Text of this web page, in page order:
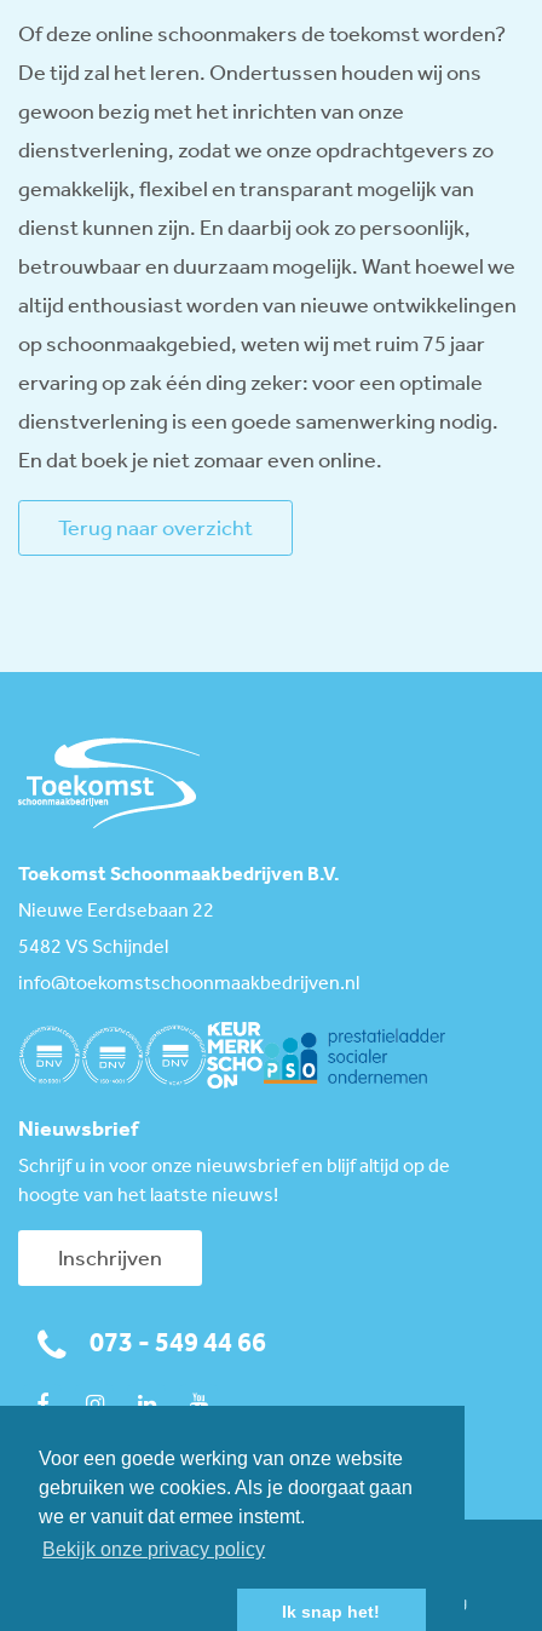
Voor een goede werking van onze website
gebruiken we cookies. Als je doorgaat gaan
we er vanuit dat ermee instemt.
Bekijk onze privacy policy
Ik snap het!
Of deze online schoonmakers de toekomst worden?
De tijd zal het leren. Ondertussen houden wij ons
gewoon bezig met het inrichten van onze
dienstverlening, zodat we onze opdrachtgevers zo
gemakkelijk, flexibel en transparant mogelijk van
dienst kunnen zijn. En daarbij ook zo persoonlijk,
betrouwbaar en duurzaam mogelijk. Want hoewel we
altijd enthousiast worden van nieuwe ontwikkelingen
op schoonmaakgebied, weten wij met ruim 75 jaar
ervaring op zak één ding zeker: voor een optimale
dienstverlening is een goede samenwerking nodig.
En dat boek je niet zomaar even online.
Terug naar overzicht
Toekomst Schoonmaakbedrijven B.V.
Nieuwe Eerdsebaan 22
5482 VS Schijndel
info@toekomstschoonmaakbedrijven.nl
Nieuwsbrief
Schrijf u in voor onze nieuwsbrief en blijf altijd op de
hoogte van het laatste nieuws!
Inschrijven
073 - 549 44 66
© 2026 Toekomst Schoonmaakbedrijven.
Algemene voorwaarden
Klokkenluidersregeling